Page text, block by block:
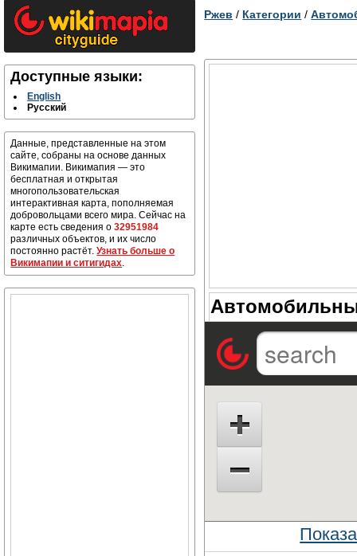
Доступные языки:
English
Русский
Данные, представленные на этом
сайте, собраны на основе данных
Викимапии. Викимапия — это
бесплатная и открытая
многопользовательская
интерактивная карта, пополняемая
добровольцами всего мира. Сейчас на
карте есть сведения о32951984
различных объектов, и их число
постоянно растёт.Узнать больше о
Викимапии и ситигидах.
Ржев / Категории /